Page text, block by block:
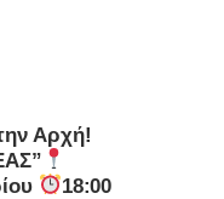
Αρχή!
18:00